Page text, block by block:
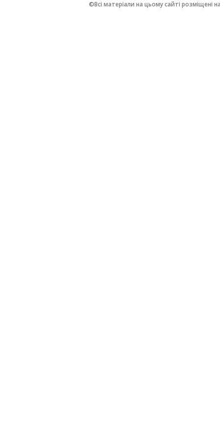
©Всі матеріали на цьому сайті розміщені